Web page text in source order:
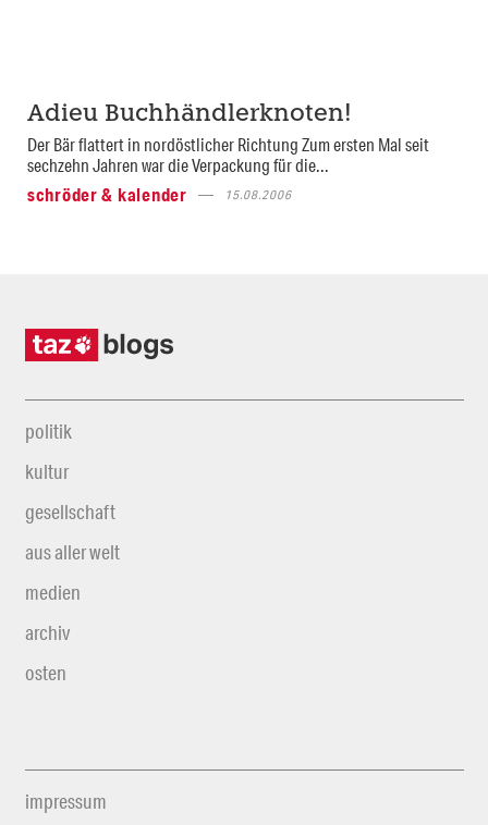
Adieu Buchhändlerknoten!
Der Bär flattert in nordöstlicher Richtung Zum ersten Mal seit
sechzehn Jahren war die Verpackung für die...
schröder & kalender
15.08.2006
politik
kultur
gesellschaft
aus aller welt
medien
archiv
osten
impressum